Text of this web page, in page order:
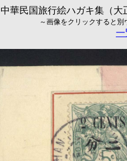
中華民国旅行絵ハガキ集（
～画像をクリックすると
一